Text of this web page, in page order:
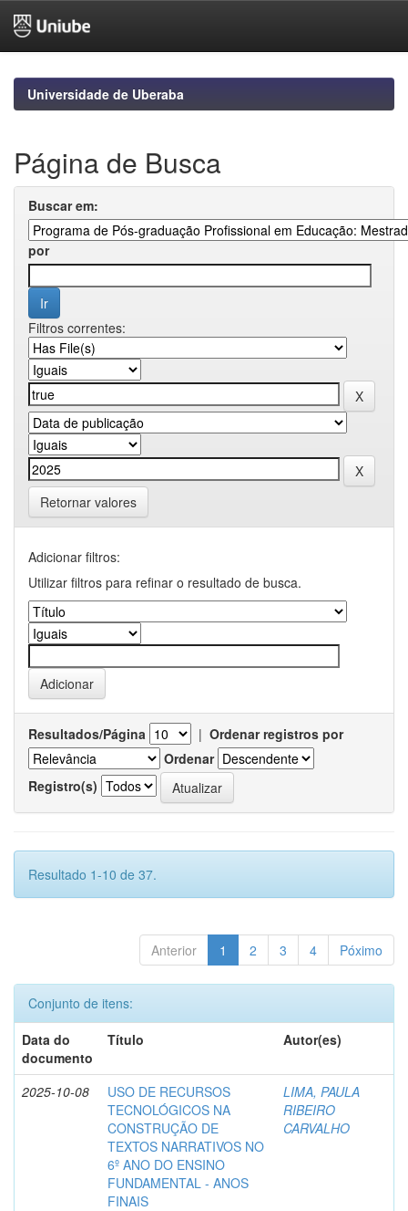
navigationUniversidade de Uberaba
Página de Busca
Buscar em:
por
Filtros correntes:
Retornar valores
Adicionar filtros:
Utilizar filtros para refinar o resultado de busca.
Resultados/Página | Ordenar registros por
Ordenar
Registro(s)
Resultado 1-10 de 37.
Anterior 1 2 3 4 Póximo
Conjunto de itens:
Data do
documento
Título Autor(es)
2025-10-08
USO DE RECURSOS
TECNOLÓGICOS NA
CONSTRUÇÃO DE
TEXTOS NARRATIVOS NO
6º ANO DO ENSINO
FUNDAMENTAL - ANOS
FINAIS
LIMA, PAULA
RIBEIRO
CARVALHO